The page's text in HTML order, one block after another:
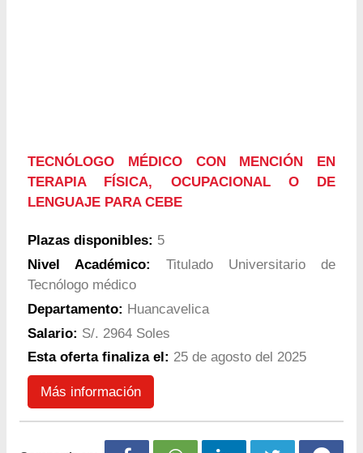
TECNÓLOGO MÉDICO CON MENCIÓN EN
TERAPIA FÍSICA, OCUPACIONAL O DE
LENGUAJE PARA CEBE
Plazas disponibles: 5
Nivel Académico:
Titulado Universitario de
Tecnólogo médico
Departamento: Huancavelica
Salario: S/. 2964 Soles
Esta oferta finaliza el: 25 de agosto del 2025
Más información